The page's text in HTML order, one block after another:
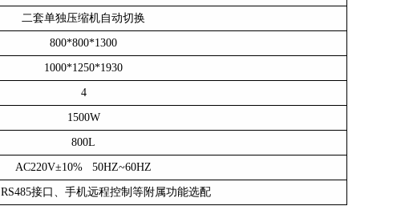
二套单独压缩机自动切换
800*800*1300
1000*1250*1930
4
1500W
800L
AC220V±10% 50HZ~60HZ
RS485接口、手机远程控制等附属功能选配